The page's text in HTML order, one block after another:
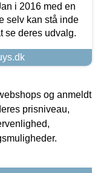
i 2016 med en
selv kan stå inde
se deres udvalg.
og anmeldt
prisniveau,